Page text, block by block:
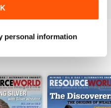
personal information